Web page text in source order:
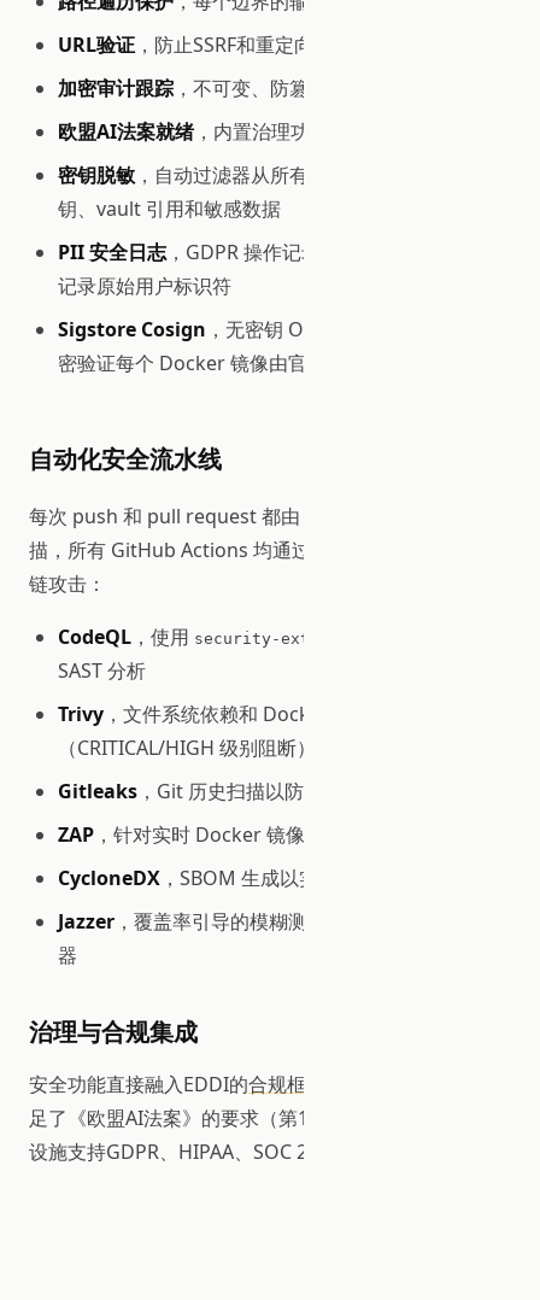
URL验证 ，防止SSRF和重定向攻击
加密审计跟踪 ，不可变、防篡改的操作日志
欧盟AI法案就绪 ，内置治理功能满足监管合规
密钥脱敏 ，自动过滤器从所有审计条目中清除 API 密
钥、vault 引用和敏感数据
PII 安全日志，GDPR 操作记录 SHA-256 假名，从不
记录原始用户标识符
Sigstore Cosign ，无密钥 OIDC 容器镜像签名，加
密验证每个 Docker 镜像由官方 CI 构建
自动化安全流水线
每次 push 和 pull request 都由 6 个自动化安全工具扫
描，所有 GitHub Actions 均通过 SHA 固定以防止供应
链攻击：
CodeQL ，使用 security-extended
SAST 分析
Trivy ，文件系统依赖和 Docker 镜像的 CVE 扫描
（CRITICAL/HIGH 级别阻断）
Gitleaks ，Git 历史扫描以防止密钥和凭证泄露
ZAP ，针对实时 Docker 镜像的 DAST API 扫描
CycloneDX ，SBOM 生成以实现供应链透明
Jazzer ，覆盖率引导的模糊测试，用于安全关键解析
器
治理与合规集成
安全功能直接融入EDDI的合规框架
足了《欧盟AI法案》的要求（第12至14条）。同一基础
设施支持GDPR、HIPAA、SOC 2和15+个监管框架。